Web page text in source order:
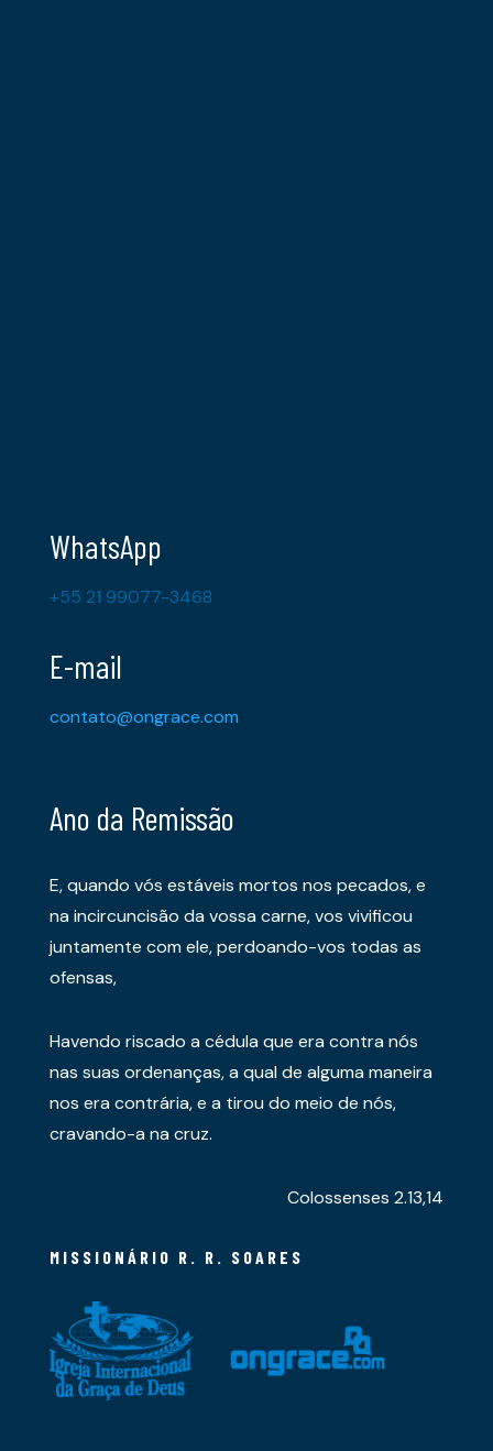
WhatsApp
+55 21 99077-3468
E-mail
contato@ongrace.com
Ano da Remissão
E, quando vós estáveis mortos nos pecados, e
na incircuncisão da vossa carne, vos vivificou
juntamente com ele, perdoando-vos todas as
ofensas,
Havendo riscado a cédula que era contra nós
nas suas ordenanças, a qual de alguma maneira
nos era contrária, e a tirou do meio de nós,
cravando-a na cruz.
Colossenses 2.13,14
MISSIONÁRIO R. R. SOARES